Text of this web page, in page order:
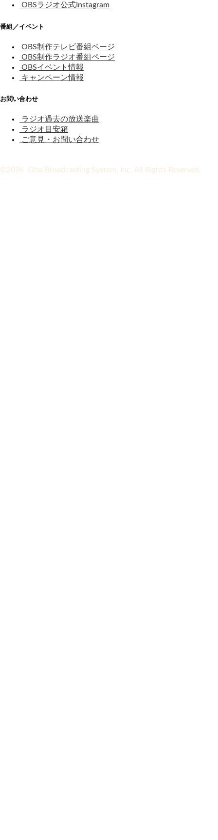
OBSラジオ公式Instagram
番組／イベント
OBS制作テレビ番組ページ
OBS制作ラジオ番組ページ
OBSイベント情報
キャンペーン情報
お問い合わせ
ラジオ過去の放送楽曲
ラジオ目安箱
ご意見・お問い合わせ
©2026 Oita Broadcasting System, Inc. All Rights Reserved.